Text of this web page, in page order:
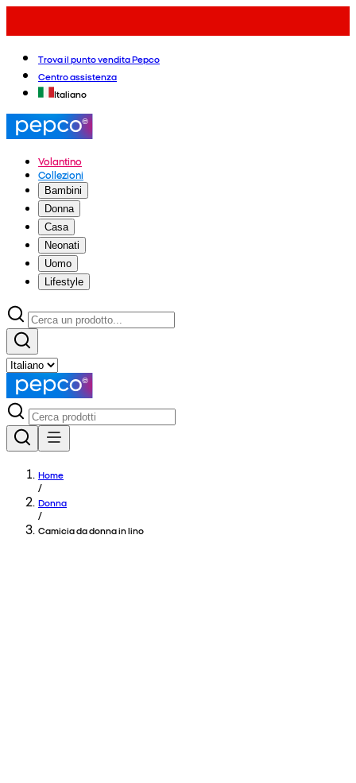
Trova il punto vendita Pepco
Centro assistenza
Italiano
Volantino
Collezioni
Bambini
Donna
Casa
Neonati
Uomo
Lifestyle
Home
/
Donna
/
Camicia da donna in lino